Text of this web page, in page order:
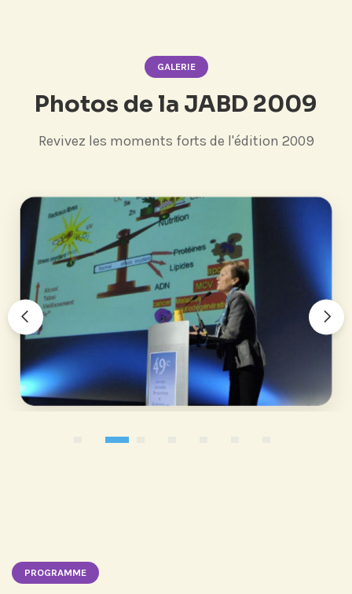
GALERIE
Photos de la JABD 2009
Revivez les moments forts de l'édition 2009
PROGRAMME